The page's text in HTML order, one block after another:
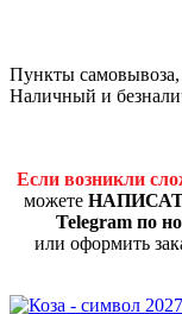
Пункты самовывоза,
Наличный и
Если возникли
можете
Telegram по
или оформить